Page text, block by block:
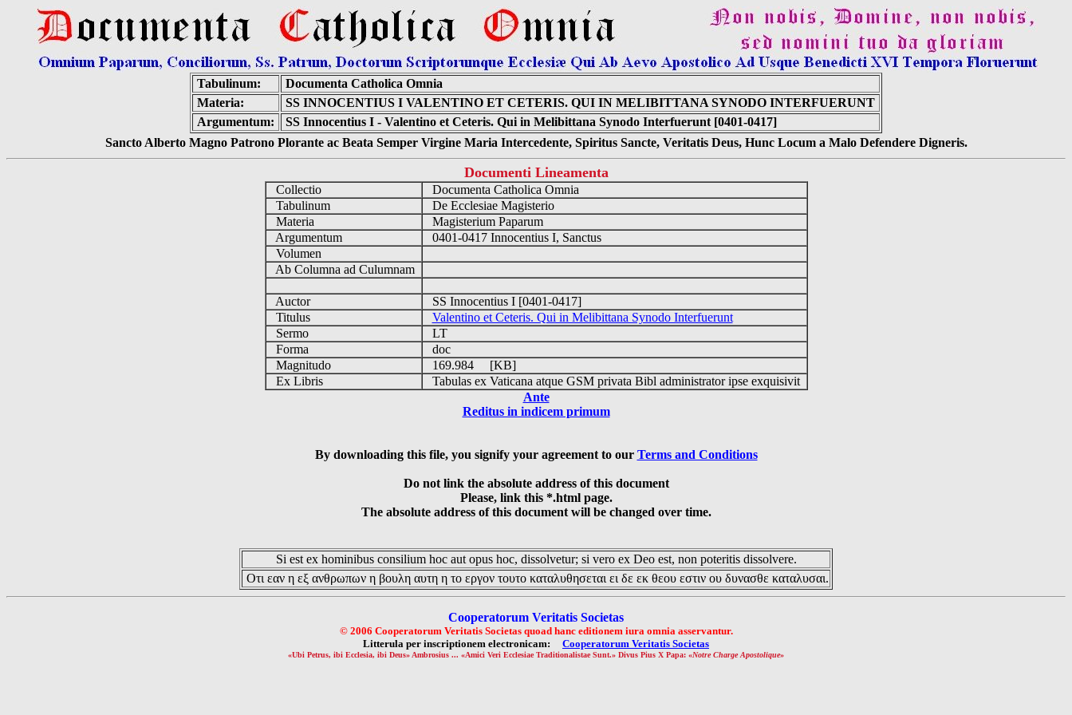
Tabulinum:
Documenta Catholica Omnia
Materia:
SS INNOCENTIUS I VALENTINO ET CETERIS. QUI IN MELIBITTANA SYNODO INTERFUERUNT
Argumentum:
SS Innocentius I - Valentino et Ceteris. Qui in Melibittana Synodo Interfuerunt [0401-0417]
Sancto Alberto Magno Patrono Plorante ac Beata Semper Virgine Maria Intercedente, Spiritus Sancte, Veritatis Deus, Hunc Locum a Malo Defendere Digneris.
Documenti Lineamenta
Collectio
Documenta Catholica Omnia
Tabulinum
De Ecclesiae Magisterio
Materia
Magisterium Paparum
Argumentum
0401-0417 Innocentius I, Sanctus
Volumen
Ab Columna ad Culumnam
Auctor
SS Innocentius I [0401-0417]
Titulus
Valentino et Ceteris. Qui in Melibittana Synodo Interfuerunt
Sermo
LT
Forma
doc
Magnitudo
169.984 [KB]
Ex Libris
Tabulas ex Vaticana atque GSM privata Bibl administrator ipse exquisivit
Ante
Reditus in indicem primum
By downloading this file, you signify your agreement to our Terms and Conditions
Do not link the absolute address of this document
Please, link this *.html page.
The absolute address of this document will be changed over time.
Si est ex hominibus consilium hoc aut opus hoc, dissolvetur; si vero ex Deo est, non poteritis dissolvere.
Οτι εαν η εξ ανθρωπων η βουλη αυτη η το εργον τουτο καταλυθησεται ει δε εκ θεου εστιν ου δυνασθε καταλυσαι.
Cooperatorum Veritatis Societas
© 2006 Cooperatorum Veritatis Societas quoad hanc editionem iura omnia asservantur.
Litterula per inscriptionem electronicam: Cooperatorum Veritatis Societas
«Ubi Petrus, ibi Ecclesia, ibi Deus» Ambrosius ... «Amici Veri Ecclesiae Traditionalistae Sunt.» Divus Pius X Papa: «Notre Charge Apostolique»